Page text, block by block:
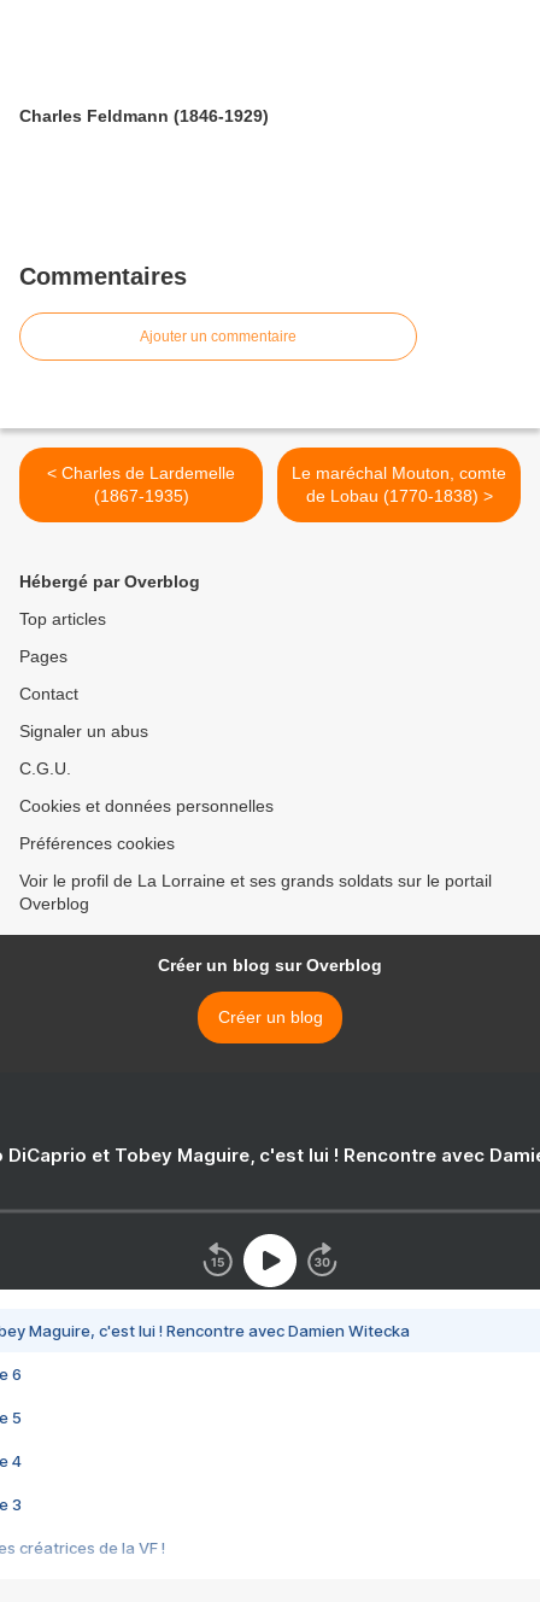
Charles Feldmann (1846-1929)
Commentaires
Ajouter un commentaire
< Charles de Lardemelle
(1867-1935)
Le maréchal Mouton, comte
de Lobau (1770-1838) >
Hébergé par Overblog
Top articles
Pages
Contact
Signaler un abus
C.G.U.
Cookies et données personnelles
Préférences cookies
Voir le profil de La Lorraine et ses grands soldats sur le portail
Overblog
Créer un blog sur Overblog
Créer un blog
DiCaprio et Tobey Maguire, c'est lui ! Rencontre avec
Maguire, c'est lui ! Rencontre avec Damien Witecka
6
5
4
3
créatrices de la VF !